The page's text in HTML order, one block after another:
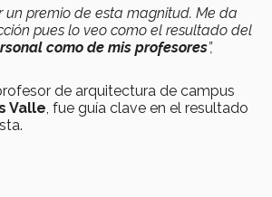
un premio de esta magnitud. Me da
pues lo veo como el resultado del
como de mis profesores”,
de arquitectura de campus
Valle , fue guía clave en el resultado